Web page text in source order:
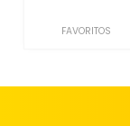
FAVORITOS